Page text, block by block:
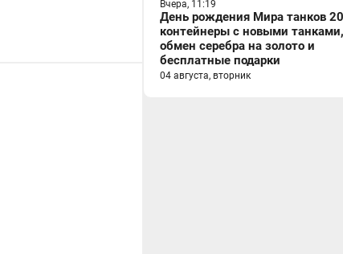
Вчера, 11:19
День рождения Мира танков
контейнеры с новыми танками,
обмен серебра на золото и
бесплатные подарки
04 августа, вторник